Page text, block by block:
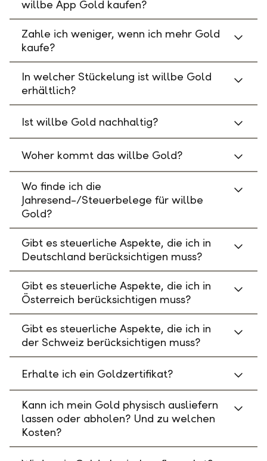
willbe App Gold kaufen?
Zahle ich weniger, wenn ich mehr Gold
kaufe?
In welcher Stückelung ist willbe Gold
erhältlich?
Ist willbe Gold nachhaltig?
Woher kommt das willbe Gold?
Wo finde ich die
Jahresend-/Steuerbelege für willbe
Gold?
Gibt es steuerliche Aspekte, die ich in
Deutschland berücksichtigen muss?
Gibt es steuerliche Aspekte, die ich in
Österreich berücksichtigen muss?
Gibt es steuerliche Aspekte, die ich in
der Schweiz berücksichtigen muss?
Erhalte ich ein Goldzertifikat?
Kann ich mein Gold physisch ausliefern
lassen oder abholen? Und zu welchen
Kosten?